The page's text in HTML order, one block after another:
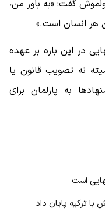
گفت: «به باور من،
هر انسان است.»
در این باره بر عهده
نه تصویب قانون یا
به پارلمان برای
است
با ترکیه پایان داد